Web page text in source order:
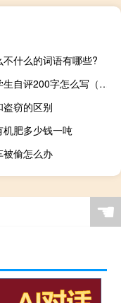
不什么的词语有哪些?
高一学生自评200字怎么写（高一学生自评）
盗窃的区别
机肥多少钱一吨
被偷怎么办
☚